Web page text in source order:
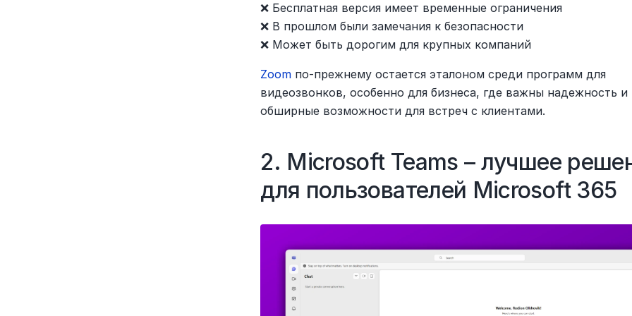
❌ Бесплатная версия имеет временные ограничения
❌ В прошлом были замечания к безопасности
❌ Может быть дорогим для крупных компаний
Zoom по-прежнему остается эталоном среди программ для
видеозвонков, особенно для бизнеса, где важны надежность и
обширные возможности для встреч с клиентами.
2. Microsoft Teams – лучшее
для пользователей Microsoft 365